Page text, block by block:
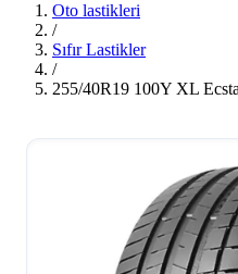
Oto lastikleri
/
Sıfır Lastikler
/
255/40R19 100Y XL